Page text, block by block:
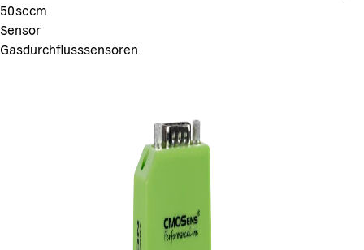
50sccm
Sensor
Gasdurchflusssensoren